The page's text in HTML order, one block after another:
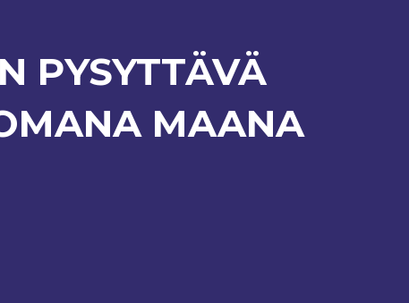
PYSYTTÄVÄ
MAANA